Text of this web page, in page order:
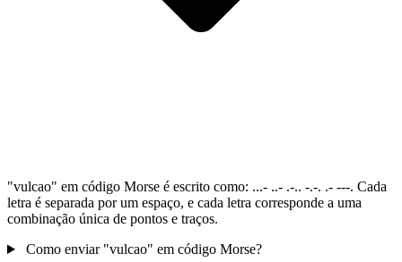
"vulcao" em código Morse é escrito como: ...- ..- .-.. -.-. .- ---. Cada
letra é separada por um espaço, e cada letra corresponde a uma
combinação única de pontos e traços.
Como enviar "vulcao" em código Morse?